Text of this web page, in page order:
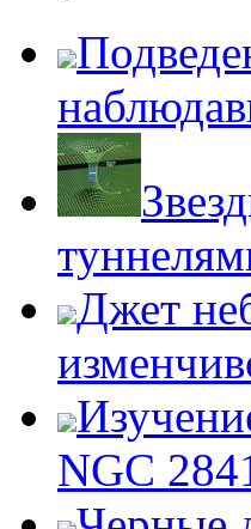
Джет
NGC